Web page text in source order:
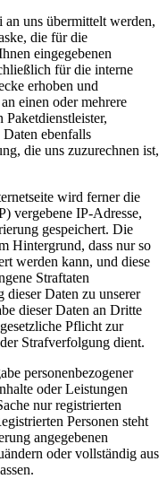
an uns übermittelt werden,
die für die
eingegebenen
für die interne
erhoben und
einen oder mehrere
Daten ebenfalls
die uns zuzurechnen ist,
wird ferner die
vergebene IP-Adresse,
gespeichert. Die
Hintergrund, dass nur so
werden kann, und diese
Straftaten
dieser Daten zu unserer
dieser Daten an Dritte
Pflicht zur
Strafverfolgung dient.
personenbezogener
oder Leistungen
nur registrierten
Personen steht
angegebenen
oder vollständig aus